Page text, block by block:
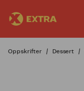
Oppskrifter Dessert